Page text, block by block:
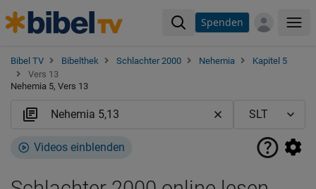
Spenden
Bibel TV Bibelthek Schlachter 2000 Nehemia
Kapitel 5
Vers 13
Nehemia 5, Vers 13
Videos einblenden